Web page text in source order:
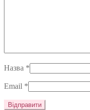
Назва *
Email *